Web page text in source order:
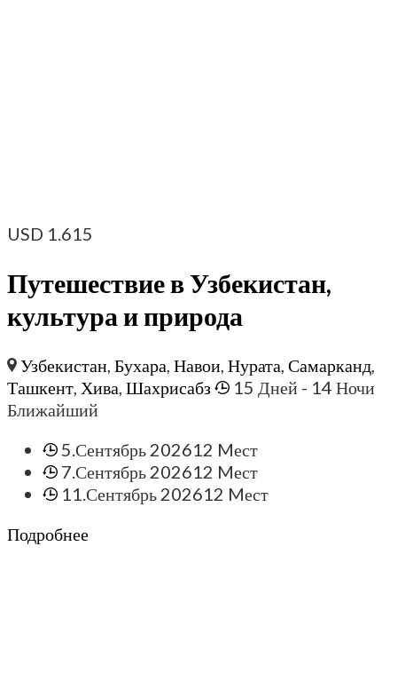
USD 1.615
Путешествие в Узбекистан,
культура и природа
Узбекистан,Бухара,Навои,Нурата,Самарканд,
Ташкент, Хива, Шахрисабз 15 Дней - 14 Ночи
Ближайший
5.Сентябрь 202612 Mест
7.Сентябрь 202612 Mест
11.Сентябрь 202612 Mест
Подробнее